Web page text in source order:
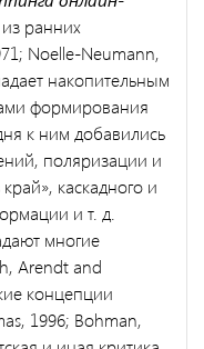
ранних
Noelle-Neumann,
накопительным
формирования
к ним добавились
поляризации и
каскадного и
и т. д.
многие
Arendt and
концепции
1996; Bohman,